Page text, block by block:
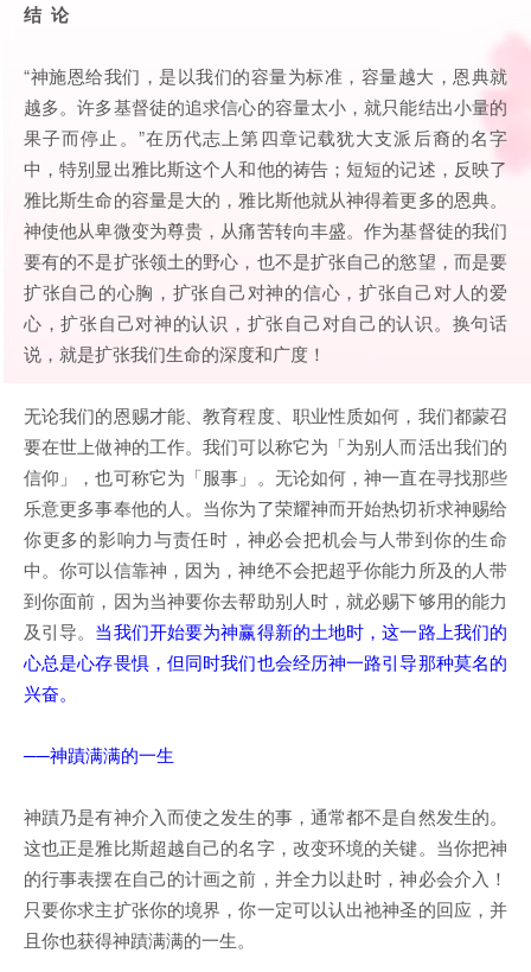
结 论
“神施恩给我们，是以我们的容量为标准，容量越大，恩典就
越多。许多基督徒的追求信心的容量太小，就只能结出小量的
果子而停止。”在历代志上第四章记载犹大支派后裔的名字
中，特别显出雅比斯这个人和他的祷告；短短的记述，反映了
雅比斯生命的容量是大的，雅比斯他就从神得着更多的恩典。
神使他从卑微变为尊贵，从痛苦转向丰盛。作为基督徒的我们
要有的不是扩张领土的野心，也不是扩张自己的慾望，而是要
扩张自己的心胸，扩张自己对神的信心，扩张自己对人的爱
心，扩张自己对神的认识，扩张自己对自己的认识。换句话
说，就是扩张我们生命的深度和广度！
无论我们的恩赐才能、教育程度、职业性质如何，我们都蒙召
要在世上做神的工作。我们可以称它为「为别人而活出我们的
信仰」，也可称它为「服事」。无论如何，神一直在寻找那些
乐意更多事奉他的人。当你为了荣耀神而开始热切祈求神赐给
你更多的影响力与责任时，神必会把机会与人带到你的生命
中。你可以信靠神，因为，神绝不会把超乎你能力所及的人带
到你面前，因为当神要你去帮助别人时，就必赐下够用的能力
及引导。 当我们开始要为神赢得新的土地时，这一路上我们的
心总是心存畏惧，但同时我们也会经历神一路引导那种莫名的
兴奋。
──神蹟满满的一生
神蹟乃是有神介入而使之发生的事，通常都不是自然发生的。
这也正是雅比斯超越自己的名字，改变环境的关键。当你把神
的行事表摆在自己的计画之前，并全力以赴时，神必会介入！
只要你求主扩张你的境界，你一定可以认出祂神圣的回应，并
且你也获得神蹟满满的一生。